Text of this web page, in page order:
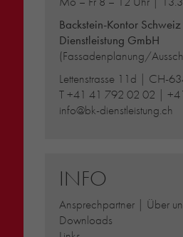
Backstein-Kontor Schweiz
Dienstleistung GmbH
(Fassadenplanung/
Lettenstrasse 11d | CH-
T+41 41 792 02 02 |
info@bk-dienstleistung.ch
INFO
Ansprechpartner | Über
Downloads